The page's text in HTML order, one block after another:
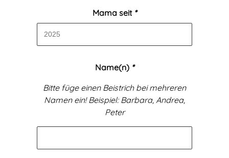
Mama seit *
Name(n) *
Bitte füge einen Beistrich bei mehreren
Namen ein! Beispiel: Barbara, Andrea,
Peter